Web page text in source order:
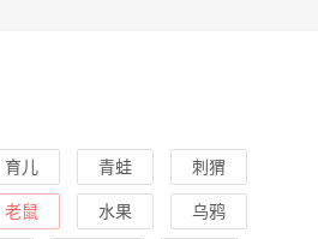
育儿 青蛙 刺猬
老鼠 水果 乌鸦